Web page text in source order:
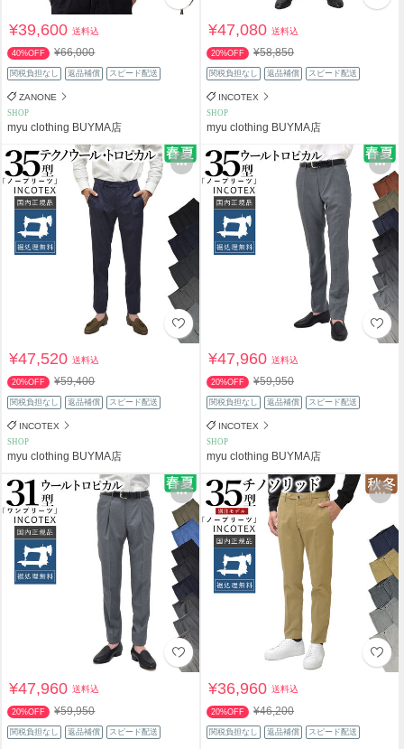
¥39,600送料込
40%OFF ¥66,000
関税負担なし 返品補償 スピード配送
ZANONE
SHOP
myu clothing BUYMA店
¥47,080送料込
20%OFF ¥58,850
関税負担なし 返品補償 スピード配送
INCOTEX
SHOP
myu clothing BUYMA店
¥47,520送料込
20%OFF ¥59,400
関税負担なし 返品補償 スピード配送
INCOTEX
SHOP
myu clothing BUYMA店
¥47,960送料込
20%OFF ¥59,950
関税負担なし 返品補償 スピード配送
INCOTEX
SHOP
myu clothing BUYMA店
¥47,960送料込
20%OFF ¥59,950
関税負担なし 返品補償 スピード配送
¥36,960送料込
20%OFF ¥46,200
関税負担なし 返品補償 スピード配送